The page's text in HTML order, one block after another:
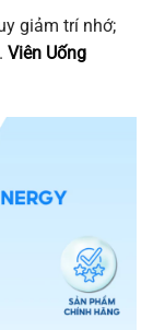
giảm trí nhớ;
Viên Uống